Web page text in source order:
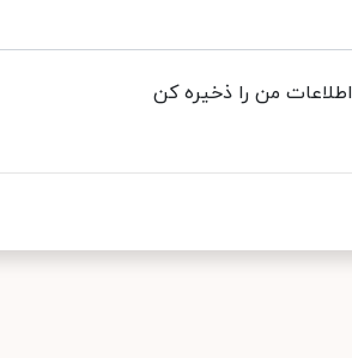
اطلاعات من را ذخیره کن